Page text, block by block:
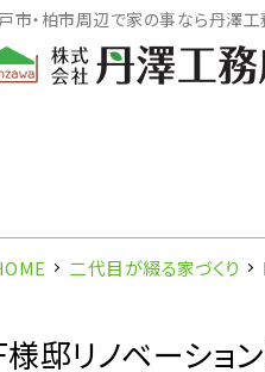
市・柏市周辺で家の事なら丹澤
二代目が綴る家づくり
様邸リノベーシ